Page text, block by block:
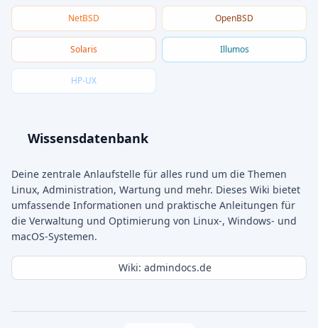
NetBSD OpenBSD
Solaris Illumos
HP-UX
Wissensdatenbank
Deine zentrale Anlaufstelle für alles rund um die Themen
Linux, Administration, Wartung und mehr. Dieses Wiki bietet
umfassende Informationen und praktische Anleitungen für
die Verwaltung und Optimierung von Linux-, Windows- und
macOS-Systemen.
Wiki: admindocs.de